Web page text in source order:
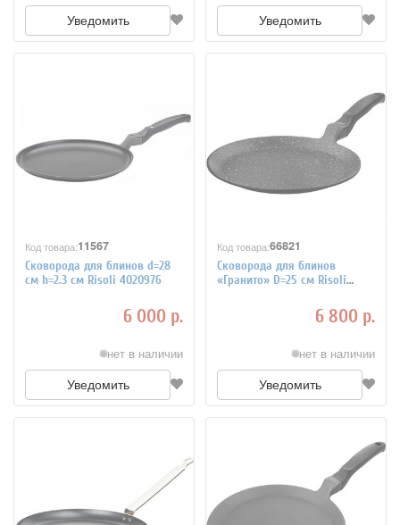
Уведомить Уведомить
Код товара:11567
Сковорода для блинов d=28
см h=2.3 см Risoli 4020976
6 000 р.
нет в наличии
Уведомить
Код товара:66821
Сковорода для блинов
«Гранито» D=25 см Risoli
6 800 р.
нет в наличии
Уведомить